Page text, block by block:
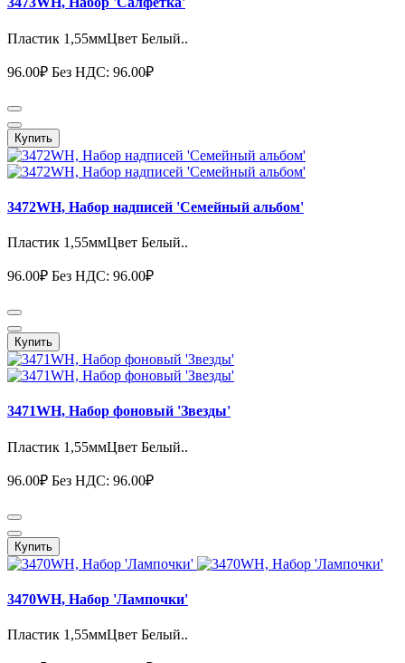
Пластик 1,55ммЦвет Белый..
96.00₽ Без НДС: 96.00₽
Купить
3472WH, Набор надписей 'Семейный альбом'
Пластик 1,55ммЦвет Белый..
96.00₽ Без НДС: 96.00₽
Купить
3471WH, Набор фоновый 'Звезды'
Пластик 1,55ммЦвет Белый..
96.00₽ Без НДС: 96.00₽
Купить
3470WH, Набор 'Лампочки'
Пластик 1,55ммЦвет Белый..